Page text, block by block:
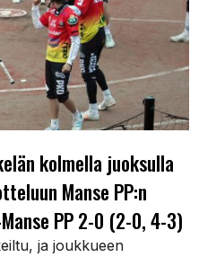
kolmella juoksulla
Manse PP:n
PP 2-0 (2-0, 4-3)
ja joukkueen